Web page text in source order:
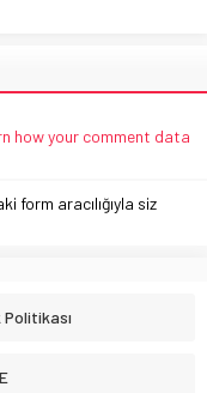
how your comment data
form aracılığıyla siz
Politikası